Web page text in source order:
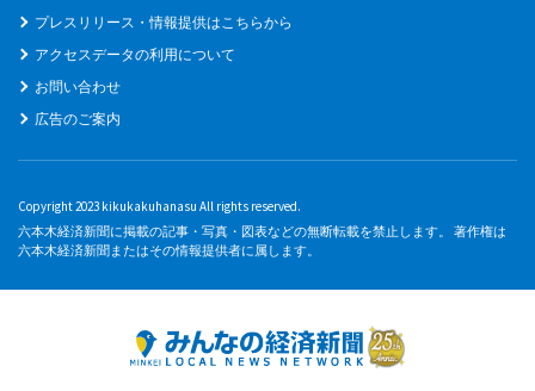
プレスリリース・情報提供はこちらから
アクセスデータの利用について
お問い合わせ
広告のご案内
Copyright 2023 kikukakuhanasu All rights reserved.
六本木経済新聞に掲載の記事・写真・図表などの無断転載を禁止します。 著作権は
六本木経済新聞またはその情報提供者に属します。